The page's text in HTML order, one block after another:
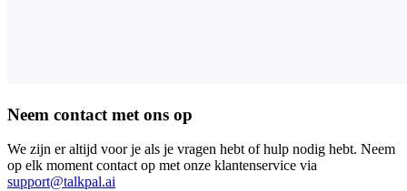
Neem contact met ons op
We zijn er altijd voor je als je vragen hebt of hulp nodig hebt. Neem
op elk moment contact op met onze klantenservice via
support@talkpal.ai